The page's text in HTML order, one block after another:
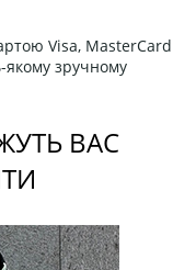
Visa, MasterCard
якому зручному
ВАС